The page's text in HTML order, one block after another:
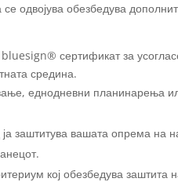
одвојува обезбедува
сертификат за
средина.
еднодневни планинарења
заштитува вашата опрема на
кој обезбедува заштита